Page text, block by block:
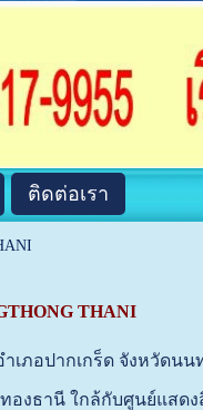
ติดต่อเรา
THANI
ภอปากเกร็ด จังหวัดนน
ทองธานี ใกล้กับศูนย์แส